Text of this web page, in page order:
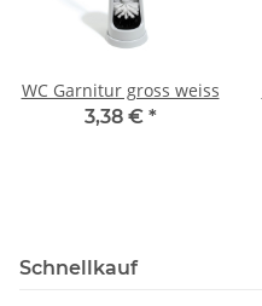
WC Garnitur gross weiss
3,38 € *
Schnellkauf